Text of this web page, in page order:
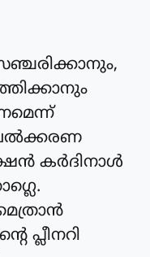
കർദിനാള്‍
പ്ലീനറി